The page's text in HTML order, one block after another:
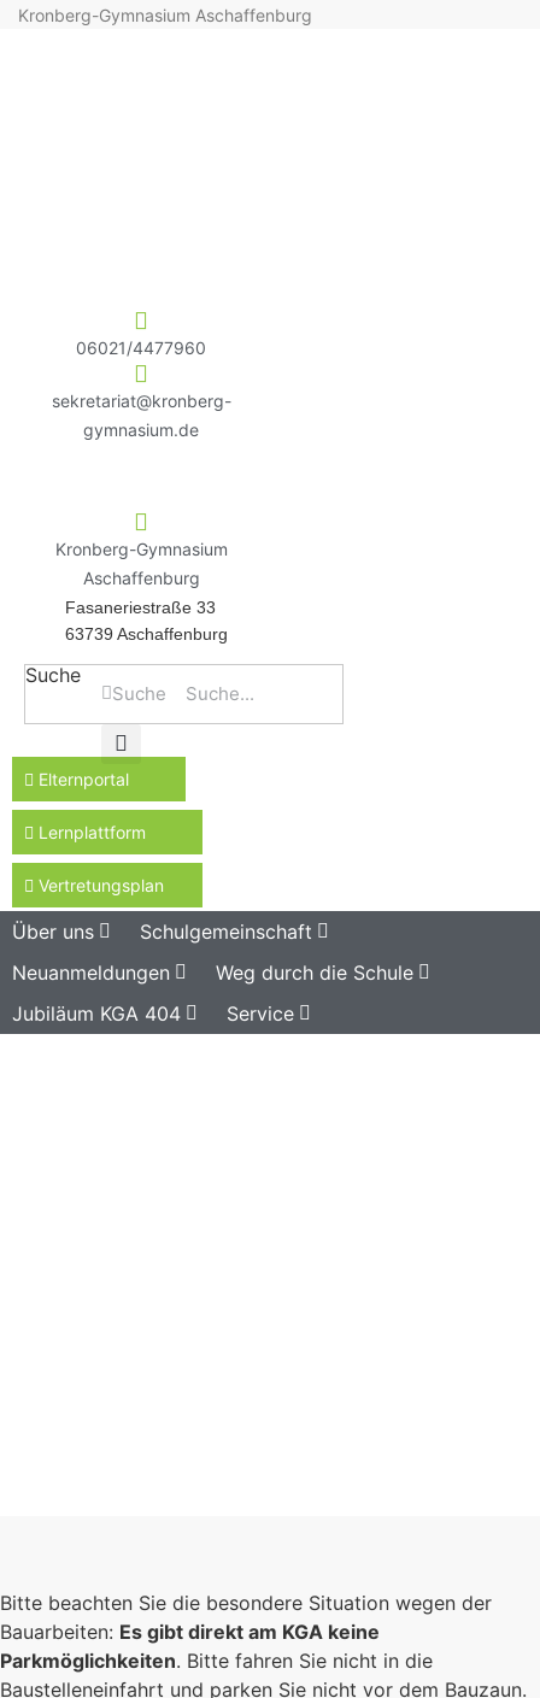
Kronberg-Gymnasium Aschaffenburg
06021/4477960
sekretariat@kronberg-
gymnasium.de
Kronberg-Gymnasium
Aschaffenburg
Fasaneriestraße 33
63739 Aschaffenburg
Suche
Suche
Elternportal
Lernplattform
Vertretungsplan
Über uns
Schulgemeinschaft
Neuanmeldungen
Weg durch die Schule
Jubiläum KGA 404
Service
Es kommt auf jeden Einzelnen an, zusammen
sind wir eine starke Gemeinschaft.
Mehr erfahren
Bitte beachten Sie die besondere Situation wegen der
Bauarbeiten: Es gibt direkt am KGA keine
Parkmöglichkeiten. Bitte fahren Sie nicht in die
Baustelleneinfahrt und parken Sie nicht vor dem Bauzaun.